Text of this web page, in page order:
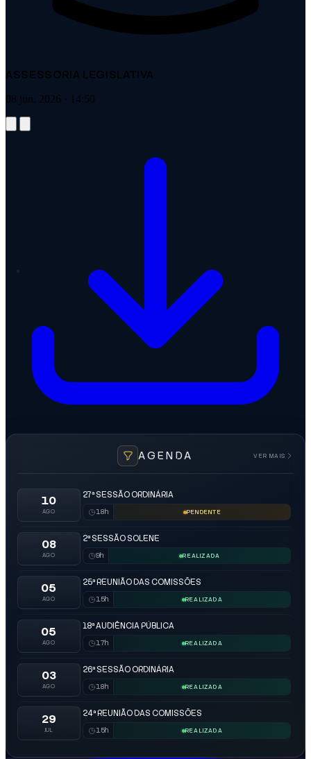
ASSESSORIA LEGISLATIVA
08 jun. 2026 · 14:50
AGENDA VER MAIS
10
AGO
27ª SESSÃO ORDINÁRIA
18h PENDENTE
08
AGO
2ª SESSÃO SOLENE
9h REALIZADA
05
AGO
25ª REUNIÃO DAS COMISSÕES
15h REALIZADA
05
AGO
18ª AUDIÊNCIA PÚBLICA
17h REALIZADA
03
AGO
26ª SESSÃO ORDINÁRIA
18h REALIZADA
29
JUL
24ª REUNIÃO DAS COMISSÕES
15h REALIZADA